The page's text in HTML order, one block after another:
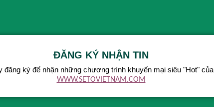
ĐĂNG KÝ NHẬN TIN
đăng ký để nhận những chương trình khuyến mại siêu "Hot" của
WWW.SETOVIETNAM.COM